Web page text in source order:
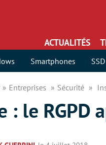
ACTUALITÉS
Smartphones SSD
Entreprises Sécurité
: le RGPD